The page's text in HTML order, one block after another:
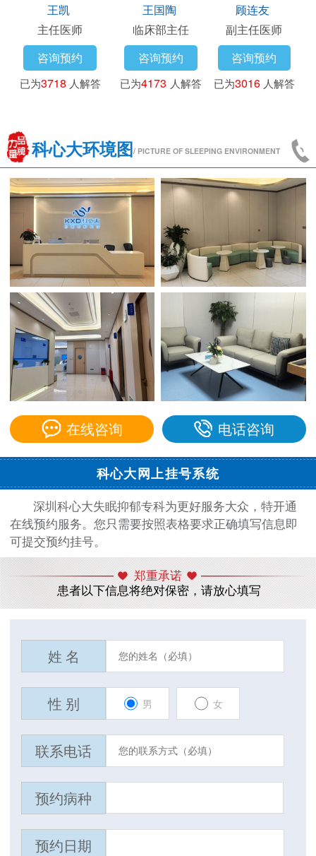
王凯
主任医师
咨询预约
已为3718 人解答
王国陶
临床部主任
咨询预约
已为4173 人解答
顾连友
副主任医师
咨询预约
已为3016 人解答
科心大环境图/ PICTURE OF SLEEPING ENVIRONMENT
在线咨询 电话咨询
科心大网上挂号系统
深圳科心大失眠抑郁专科为更好服务大众，特开通
在线预约服务。您只需要按照表格要求正确填写信息即
可提交预约挂号。
郑重承诺
患者以下信息将绝对保密，请放心填写
姓 名
性 别 男 女
联系电话
预约病种
预约日期